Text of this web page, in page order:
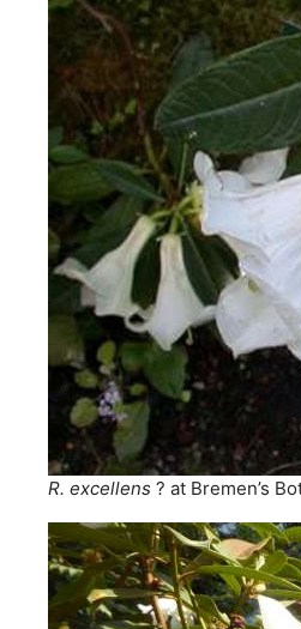
R. excellens ? at Bremen’s